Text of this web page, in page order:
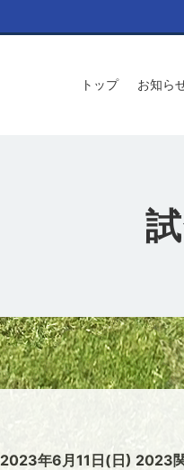
トップ お知ら
2023年6月11日(日) 2023